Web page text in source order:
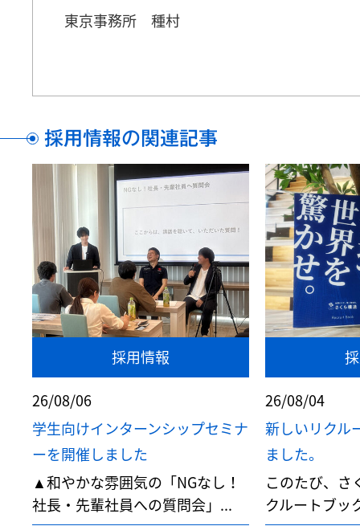
東京事務所 種村
採用情報の関連記事
採用情報
26/08/06
学生向けインターンシップセミナ
ーを開催しました
▲和やかな雰囲気の「NGなし！
社長・先輩社員への質問会」...
26/08/04
新しいリクル
ました。
このたび、さ
クルートブッ